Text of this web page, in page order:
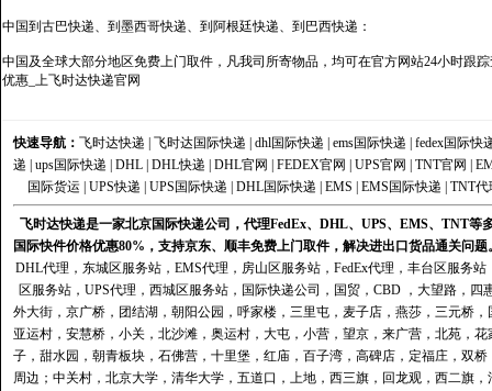
中国到古巴快递、到墨西哥快递、到阿根廷快递、到巴西快递：
中国及全球大部分地区免费上门取件，凡我司所寄物品，均可在官方网站24小时跟
优惠_上飞时达快递官网
快速导航： 飞时达快递 飞时达国际快递 dhl国际快递 ems国际快递
fedex国际快
递
ups国际快递 DHL DHL快递 DHL官网 FEDEX官网 UPS官网 TNT官网
国际货运| UPS快递 UPS国际快递 DHL国际快递 EMS EMS国际快递 TNT代
飞时达快递是一家北京国际快递公司，代理FedEx、DHL、UPS、EMS、TNT
国际快件价格优惠80%，支持京东、顺丰免费上门取件，解决进出口货品通关问题
DHL代理 ， 东城区服务站 ， EMS代理 ， 房山区服务站 ， FedEx代理 ， 丰台区服务站
区服务站， UPS代理 ， 西城区服务站， 国际快递公司 ，国贸，CBD ，大望路，
外大街，京广桥，团结湖，朝阳公园，呼家楼，三里屯，麦子店，燕莎，三元桥
亚运村，安慧桥，小关，北沙滩，奥运村，大屯，小营，望京，来广营，北苑，
子，甜水园，朝青板块，石佛营，十里堡，红庙，百子湾，高碑店，定福庄，双
周边；中关村，北京大学，清华大学，五道口，上地，西三旗，回龙观，西二旗